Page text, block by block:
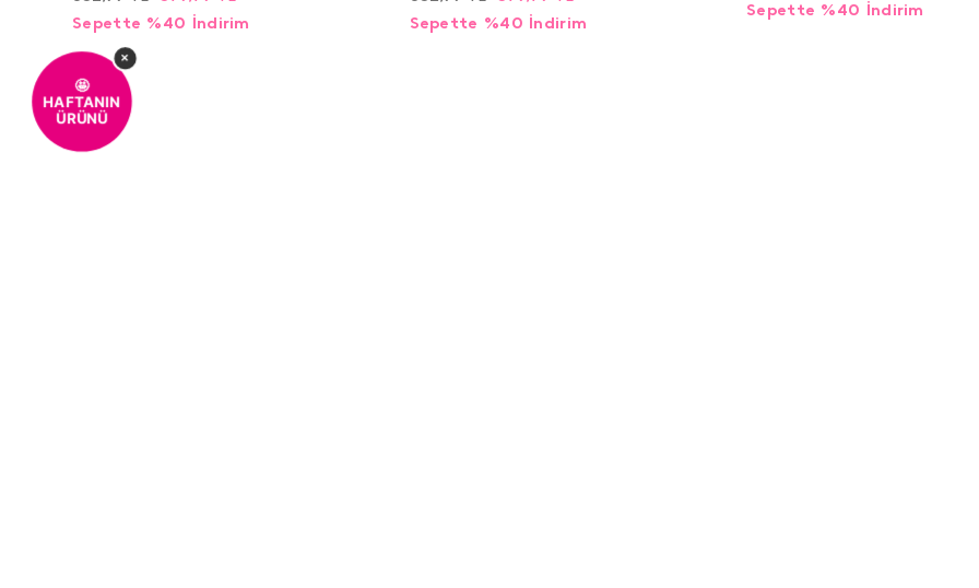
Sepette %40 İndirim Sepette %40 İndirim
Sepette %40 İndirim
🤩
HAFTANIN
ÜRÜNÜ
×